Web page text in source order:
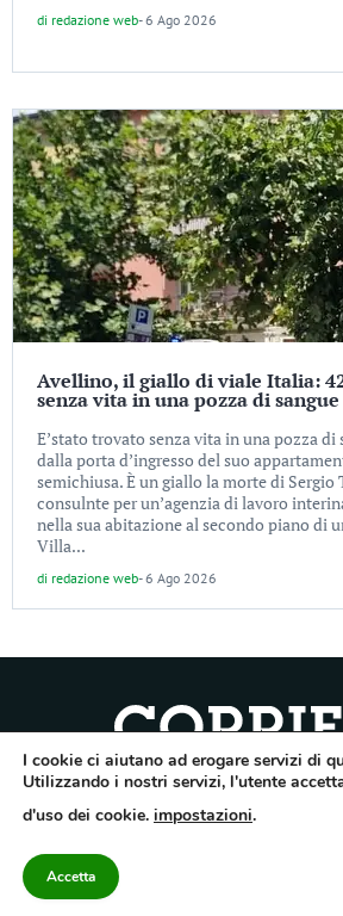
di redazione web-6 Ago 2026
Avellino, il giallo di viale Italia:
senza vita in una pozza di sangue
E’stato trovato senza vita in una pozza di
dalla porta d’ingresso del suo
semichiusa. È un giallo la morte di Sergio
consulnte per un’agenzia di lavoro
nella sua abitazione al secondo piano di
Villa...
di redazione web-6 Ago 2026
Quotidiano dell’Irpinia, a diffusione regionale. Reg.
Direttore responsabile Gianni Festa – Corriere srl –
Categorie
I cookie ci aiutano ad erogare servizi di
Utilizzando i nostri servizi, l'utente
d'uso dei cookie. impostazioni.
Accetta